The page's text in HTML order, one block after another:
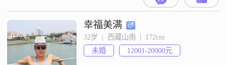
幸福美满
32岁  |  西藏山南  |  172cm
未婚
12001-20000元